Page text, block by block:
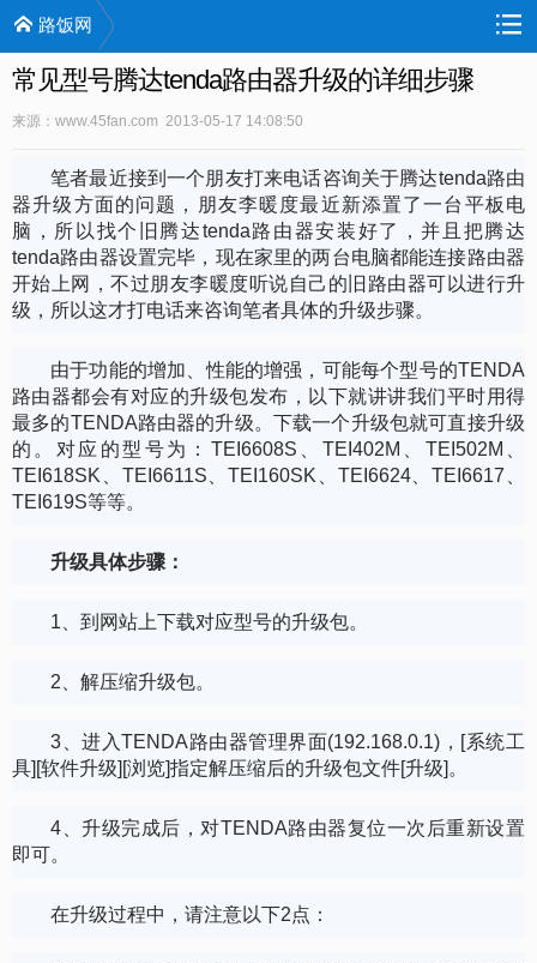
路饭网
常见型号腾达tenda路由器升级的详细步骤
来源：www.45fan.com 2013-05-17 14:08:50
笔者最近接到一个朋友打来电话咨询关于腾达tenda路由
器升级方面的问题，朋友李暖度最近新添置了一台平板电
脑，所以找个旧腾达tenda路由器安装好了，并且把腾达
tenda路由器设置完毕，现在家里的两台电脑都能连接路由器
开始上网，不过朋友李暖度听说自己的旧路由器可以进行升
级，所以这才打电话来咨询笔者具体的升级步骤。
由于功能的增加、性能的增强，可能每个型号的TENDA
路由器都会有对应的升级包发布，以下就讲讲我们平时用得
最多的TENDA路由器的升级。下载一个升级包就可直接升级
的。对应的型号为：TEI6608S、TEI402M、TEI502M、
TEI618SK、TEI6611S、TEI160SK、TEI6624、TEI6617、
TEI619S等等。
升级具体步骤：
1、到网站上下载对应型号的升级包。
2、解压缩升级包。
3、进入TENDA路由器管理界面(192.168.0.1)，[系统工
具][软件升级][浏览]指定解压缩后的升级包文件[升级]。
4、升级完成后，对TENDA路由器复位一次后重新设置
即可。
在升级过程中，请注意以下2点：